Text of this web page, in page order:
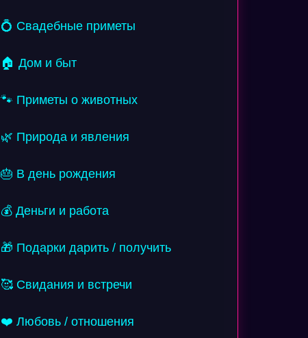
💍 Свадебные приметы
🏠 Дом и быт
🐾 Приметы о животных
🌿 Природа и явления
🎂 В день рождения
💰 Деньги и работа
🎁 Подарки дарить / получить
🥰 Свидания и встречи
❤️ Любовь / отношения